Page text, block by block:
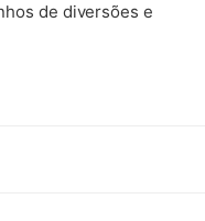
de diversões e